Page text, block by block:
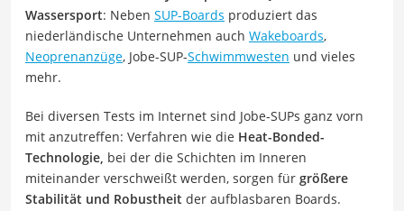
Wassersport: Neben SUP-Boards produziert das
niederländische Unternehmen auch Wakeboards,
Neoprenanzüge, Jobe-SUP-Schwimmwesten und vieles
mehr.
Bei diversen Tests im Internet sind Jobe-SUPs ganz vorn
mit anzutreffen: Verfahren wie die Heat-Bonded-
Technologie, bei der die Schichten im Inneren
miteinander verschweißt werden, sorgen für größere
Stabilität und Robustheit der aufblasbaren Boards.